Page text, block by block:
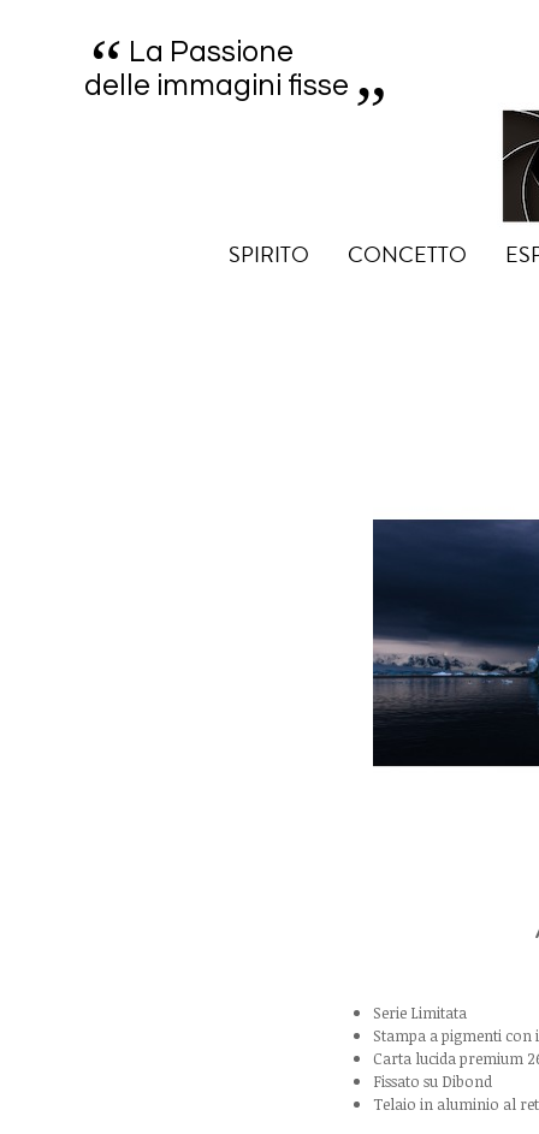
“ La Passione
delle immagini fisse „
SPIRITO CONCETTO
Serie Limitata
Stampa a pigmenti
Carta lucida premium
Fissato su Dibond
Telaio in aluminio al